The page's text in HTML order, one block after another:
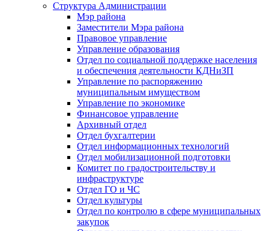
Структура Администрации
Мэр района
Заместители Мэра района
Правовое управление
Управление образования
Отдел по социальной поддержке населения
и обеспечения деятельности КДНиЗП
Управление по распоряжению
муниципальным имуществом
Управление по экономике
Финансовое управление
Архивный отдел
Отдел бухгалтерии
Отдел информационных технологий
Отдел мобилизационной подготовки
Комитет по градостроительству и
инфраструктуре
Отдел ГО и ЧС
Отдел культуры
Отдел по контролю в сфере муниципальных
закупок